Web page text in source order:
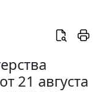
21 августа